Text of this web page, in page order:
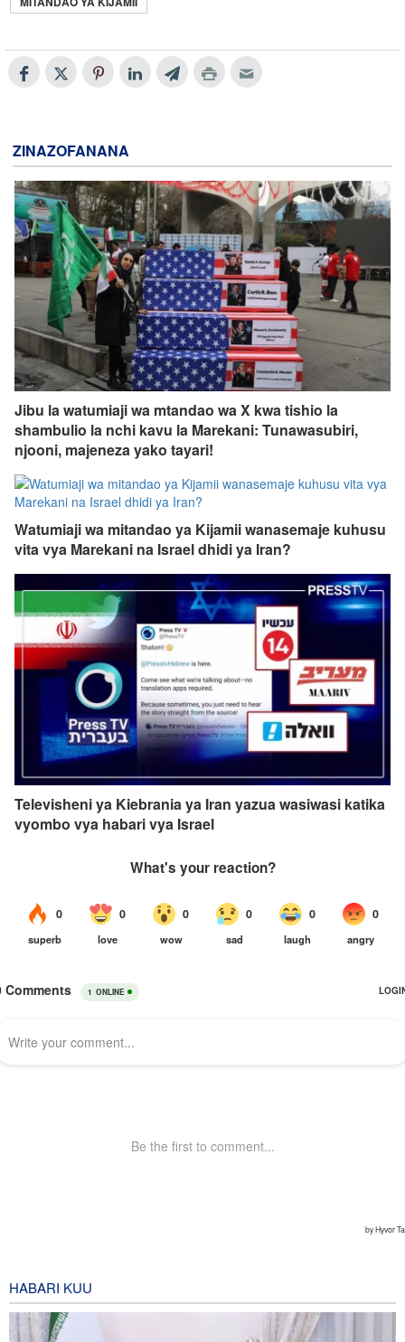
ZINAZOFANANA
Jibu la watumiaji wa mtandao wa X kwa tishio la
shambulio la nchi kavu la Marekani: Tunawasubiri,
njooni, majeneza yako tayari!
Watumiaji wa mitandao ya Kijamii wanasemaje kuhusu
vita vya Marekani na Israel dhidi ya Iran?
Televisheni ya Kiebrania ya Iran yazua wasiwasi katika
vyombo vya habari vya Israel
HABARI KUU